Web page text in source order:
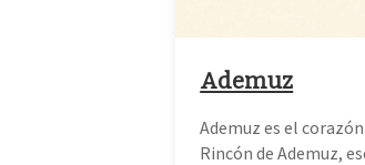
Ademuz
Ademuz es el
Rincón de Ademuz,